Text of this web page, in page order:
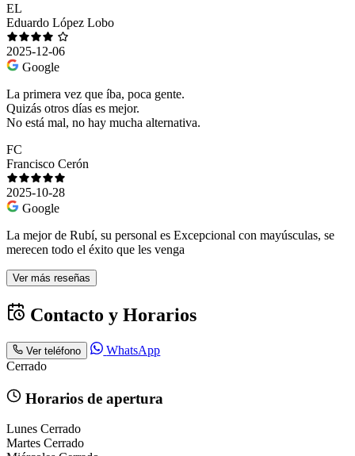
EL
Eduardo López Lobo
2025-12-06
Google
La primera vez que íba, poca gente.
Quizás otros días es mejor.
No está mal, no hay mucha alternativa.
FC
Francisco Cerón
2025-10-28
Google
La mejor de Rubí, su personal es Excepcional con mayúsculas, se
merecen todo el éxito que les venga
Ver más reseñas
Contacto y Horarios
Ver teléfono
WhatsApp
Cerrado
Horarios de apertura
Lunes Cerrado
Martes Cerrado